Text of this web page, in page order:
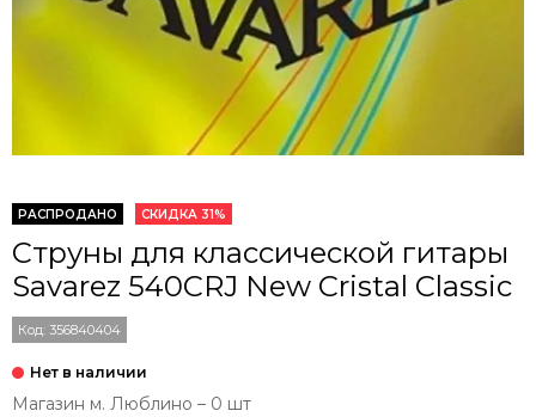
РАСПРОДАНО СКИДКА 31%
Струны для классической гитары
Savarez 540CRJ New Cristal Classic
Код: 356840404
Магазин м. Люблино – 0 шт